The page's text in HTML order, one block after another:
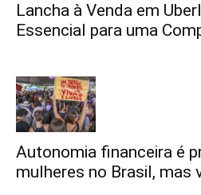
Lancha à Venda em
Essencial para uma
Autonomia financeira é
mulheres no Brasil, mas